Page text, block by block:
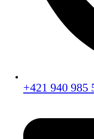
+421 940 985